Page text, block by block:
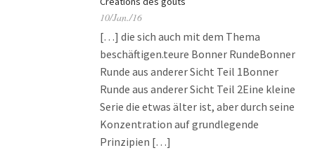
10/Jan./16
[…] die sich auch mit dem Thema
beschäftigen.teure Bonner RundeBonner
Runde aus anderer Sicht Teil 1Bonner
Runde aus anderer Sicht Teil 2Eine kleine
Serie die etwas älter ist, aber durch seine
Konzentration auf grundlegende
Prinzipien […]